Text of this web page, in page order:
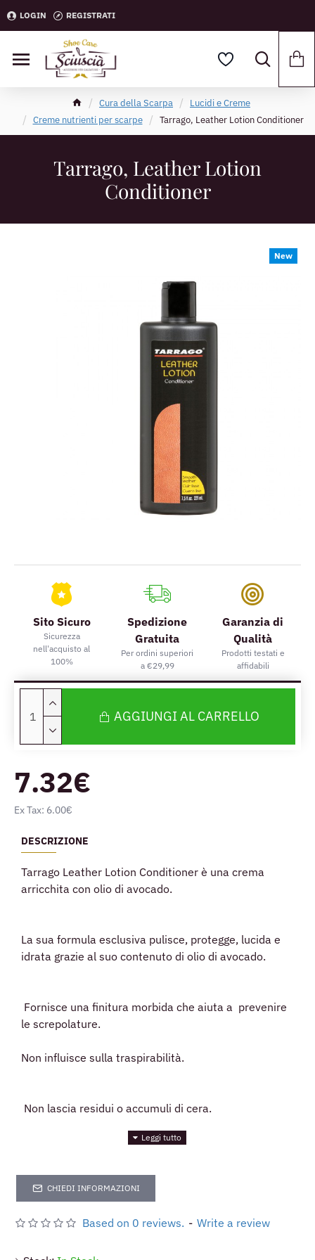
LOGIN REGISTRATI
Cura della Scarpa
Lucidi e Creme
Creme nutrienti per scarpe
Tarrago, Leather Lotion Conditioner
Tarrago, Leather Lotion
Conditioner
New
Sito Sicuro
Sicurezza
nell'acquisto al
100%
Spedizione
Gratuita
Per ordini superiori
a €29,99
Garanzia di
Qualità
Prodotti testati e
affidabili
Based on 0 reviews. - Write a review
7.32€
Ex Tax: 6.00€
AGGIUNGI AL CARRELLO
DESCRIZIONE
Tarrago Leather Lotion Conditioner è una crema
arricchita con olio di avocado.
La sua formula esclusiva pulisce, protegge, lucida e
idrata grazie al suo contenuto di olio di avocado.
Fornisce una finitura morbida che aiuta a prevenire
le screpolature.
Non influisce sulla traspirabilità.
Non lascia residui o accumuli di cera.
colori di pelli lisce.
Esalta la naturale lucentezza di scarpe, stivali, borse,
CHIEDI INFORMAZIONI